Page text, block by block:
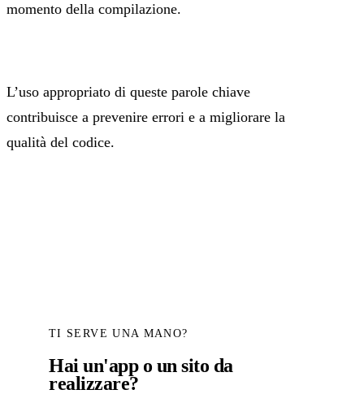
momento della compilazione.
L’uso appropriato di queste parole chiave
contribuisce a prevenire errori e a migliorare la
qualità del codice.
TI SERVE UNA MANO?
Hai un'app o un sito da
realizzare?